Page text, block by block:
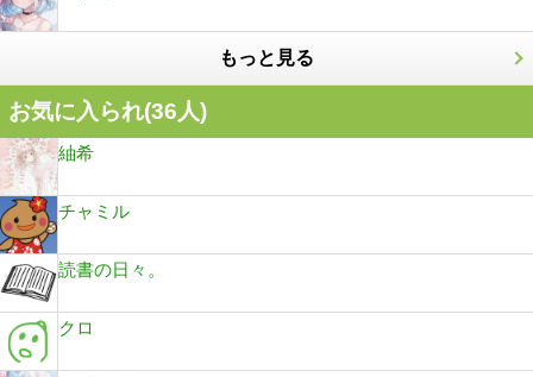
もっと見る
お気に入られ(36人)
紬希
チャミル
読書の日々。
クロ